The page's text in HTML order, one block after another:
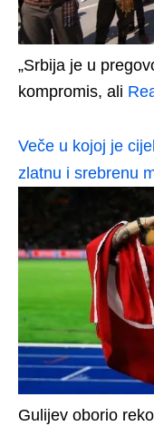
„Srbija je u
kompromis, ali
Veče u kojoj je
zlatnu i srebrenu
Gulijev oborio